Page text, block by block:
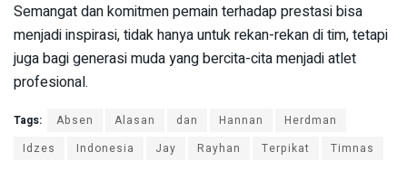
Semangat dan komitmen pemain terhadap prestasi bisa
menjadi inspirasi, tidak hanya untuk rekan-rekan di tim, tetapi
juga bagi generasi muda yang bercita-cita menjadi atlet
profesional.
Tags: Absen Alasan dan Hannan
Herdman
Idzes
Indonesia Jay Rayhan Terpikat Timnas